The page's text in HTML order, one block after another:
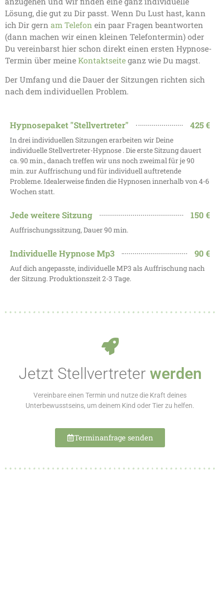
Lösung, die gut zu Dir passt. Wenn Du Lust hast, kann
ich Dir gern am Telefon ein paar Fragen beantworten
(dann machen wir einen kleinen Telefontermin) oder
Du vereinbarst hier schon direkt einen ersten Hypnose-
Termin über meineKontaktseiteganz wie Du magst.
Der Umfang und die Dauer der Sitzungen richten sich
nach dem individuellen Problem.
Hypnosepaket "Stellvertreter" 425 €
In drei individuellen Sitzungen erarbeiten wir Deine
individuelle Stellvertreter-Hypnose . Die erste Sitzung dauert
ca. 90 min., danach treffen wir uns noch zweimal für je 90
min. zur Auffrischung und für individuell auftretende
Probleme. Idealerweise finden die Hypnosen innerhalb von 4-6
Wochen statt.
Jede weitere Sitzung 150 €
Auffrischungssitzung, Dauer 90 min.
Individuelle Hypnose Mp3 90 €
Auf dich angepasste, individuelle MP3 als Auffrischung nach
der Sitzung. Produktionszeit 2-3 Tage.
Jetzt Stellvertreter werden
Vereinbare einen Termin und nutze die Kraft deines
Unterbewusstseins, um deinem Kind oder Tier zu helfen.
Terminanfrage senden